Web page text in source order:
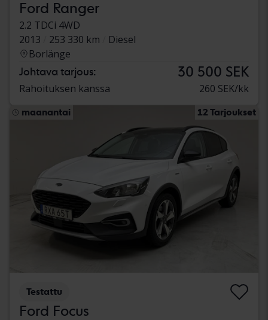
Ford Ranger
2.2 TDCi 4WD
2013
253 330 km
Diesel
Borlänge
Johtava tarjous: 30 500 SEK
Rahoituksen kanssa 260 SEK/kk
maanantai 12 Tarjoukset
Testattu
Ford Focus